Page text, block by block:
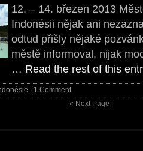
12. – 14. březen 2013
Indonésii nějak ani
odtud přišly nějaké
městě informoval, nijak
… Read the rest of this
1 Comment
« Next Page |